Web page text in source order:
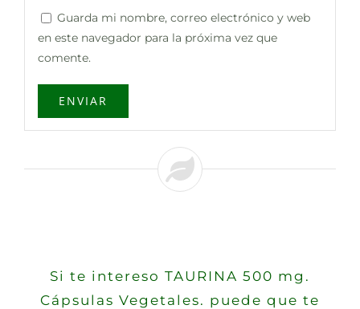
Guarda mi nombre, correo electrónico y web
en este navegador para la próxima vez que
comente.
Si te intereso TAURINA 500 mg.
Cápsulas Vegetales. puede que te